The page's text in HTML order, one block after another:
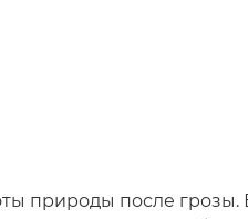
природы после грозы.